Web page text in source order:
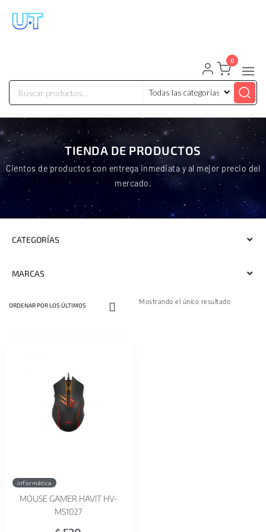
0
TIENDA DE PRODUCTOS
Cientos de productos con entrega inmediata y al mejor precio del
mercado.
CATEGORÍAS
MARCAS
Mostrando el único resultado
informática
MOUSE GAMER HAVIT HV-
MS1027